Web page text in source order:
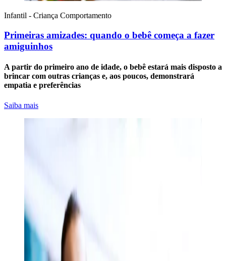
Infantil - Criança Comportamento
Primeiras amizades: quando o bebê começa a fazer
amiguinhos
A partir do primeiro ano de idade, o bebê estará mais disposto a
brincar com outras crianças e, aos poucos, demonstrará
empatia e preferências
Saiba mais